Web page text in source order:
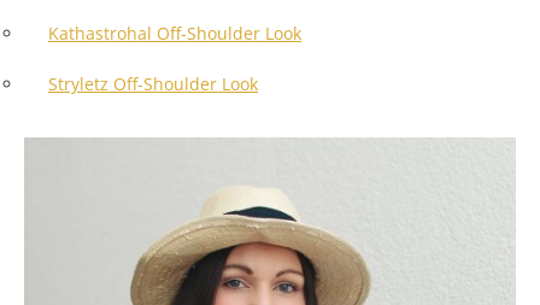
Kathastrohal Off-Shoulder Look
Stryletz Off-Shoulder Look